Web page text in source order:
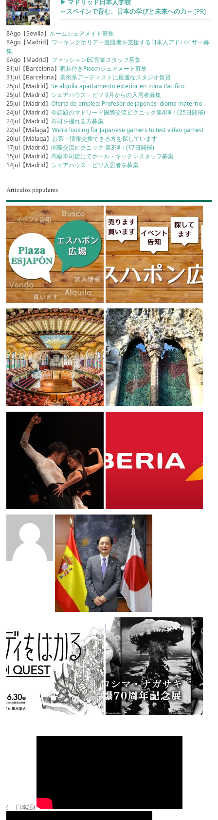
▶︎ マドリッド日本人学校
～スペインで育む、日本の学びと未来への力～ [PR]
8Ago【Sevilla】 ルームシェアメイト募集
8Ago【Madrid】 ワーキングホリデー渡航者を支援する日本人アドバイザー募
集
6Ago【Madrid】 ファッションEC営業スタッフ募集
31Jul【Barcelona】家具付きPisoのシェアメート募集
31Jul【Barcelona】美術系アーティストに最適なスタジオ賃貸
25Jul【Madrid】Se alquila apartamento exterior en zona Pacifico
25Jul【Madrid】 シェアハウス・ピソ 9月からの入居者募集
25Jul【Madrid】Oferta de empleo: Profesor de japonés idioma materno
24Jul【Madrid】今話題のマドリード国際交流ピクニック第4弾！(25日開催)
24Jul【Madrid】寿司を握れる方募集
22Jul【Málaga】We’re looking for Japanese gamers to test video games!
20Jul【Málaga】 お茶・情報交換できる方を探しています
17Jul【Madrid】 国際交流ピクニック 第3弾！(17日開催)
15Jul【Madrid】高級寿司店にてホール・キッチンスタッフ募集
14Jul【Madrid】 シェアハウス・ピソ入居者を募集
Artículos populares
( 日本語)